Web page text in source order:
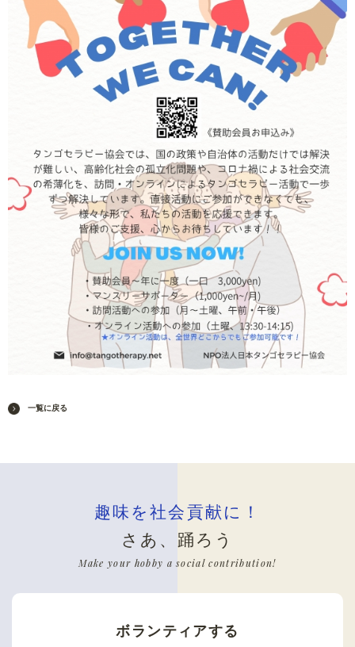
一覧に戻る
趣味を社会貢献に！
さあ、踊ろう
Make your hobby a social contribution!
ボランティアする